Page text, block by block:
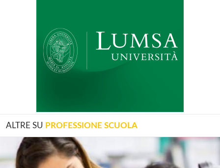
ALTRE SU PROFESSIONE SCUOLA